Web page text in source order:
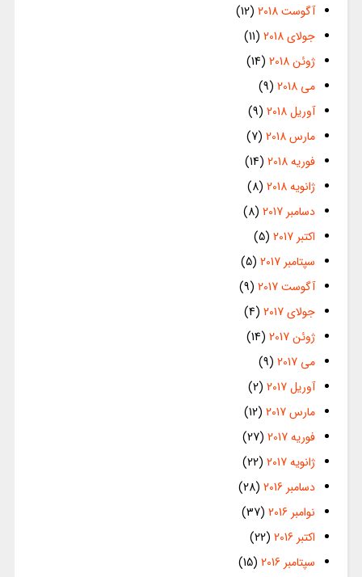
آگوست 2018
(12)
جولای 2018
(11)
ژوئن 2018
(14)
می 2018
(9)
آوریل 2018
(9)
مارس 2018
(7)
فوریه 2018
(14)
ژانویه 2018
(8)
دسامبر 2017
(8)
اکتبر 2017
(5)
سپتامبر 2017
(5)
آگوست 2017
(9)
جولای 2017
(4)
ژوئن 2017
(14)
می 2017
(9)
آوریل 2017
(2)
مارس 2017
(12)
فوریه 2017
(27)
ژانویه 2017
(22)
دسامبر 2016
(28)
نوامبر 2016
(37)
اکتبر 2016
(22)
سپتامبر 2016
(15)